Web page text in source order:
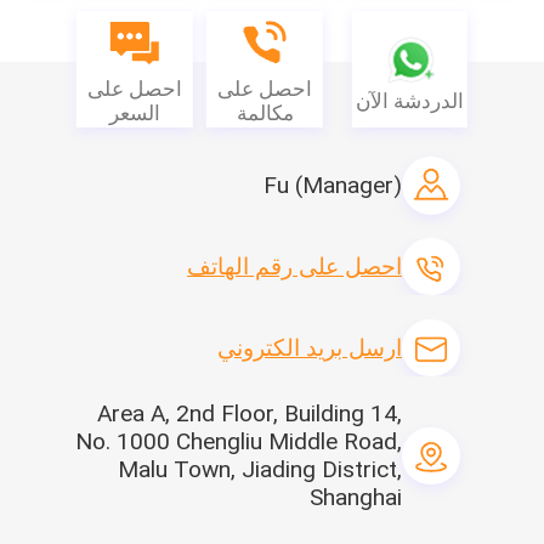
ج: نعم ، نحن قادرون على تقديم عينات مجانية.تحتاج فقط إلى دفع أجرة
الدردشة الآن
احصل على
مكالمة
احصل على
السعر
Fu (Manager)
احصل على رقم الهاتف
ارسل بريد الكتروني
Area A, 2nd Floor, Building 14,
No. 1000 Chengliu Middle Road,
Malu Town, Jiading District,
Shanghai